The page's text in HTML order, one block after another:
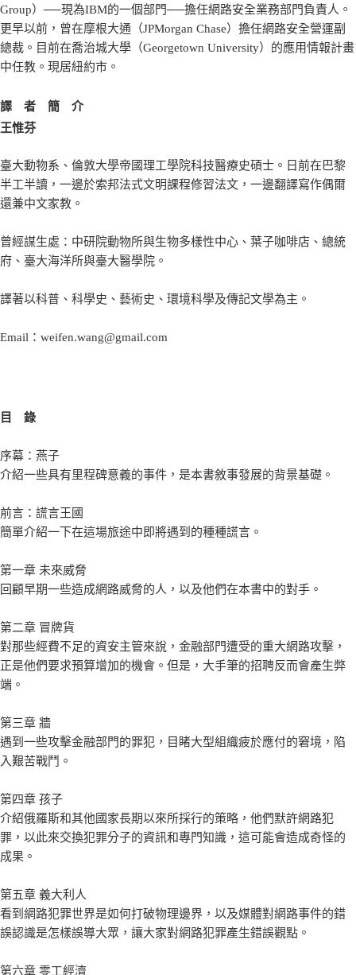
Group）──現為IBM的一個部門──擔任網路安全業務部門負責人。
更早以前，曾在摩根大通（JPMorgan Chase）擔任網路安全營運副
總裁。目前在喬治城大學（Georgetown University）的應用情報計畫
中任教。現居紐約市。
譯 者 簡 介
王惟芬
臺大動物系、倫敦大學帝國理工學院科技醫療史碩士。日前在巴黎
半工半讀，一邊於索邦法式文明課程修習法文，一邊翻譯寫作偶爾
還兼中文家教。
曾經謀生處：中研院動物所與生物多樣性中心、葉子咖啡店、總統
府、臺大海洋所與臺大醫學院。
譯著以科普、科學史、藝術史、環境科學及傳記文學為主。
Email：weifen.wang@gmail.com
目 錄
序幕：燕子
介紹一些具有里程碑意義的事件，是本書敘事發展的背景基礎。
前言：謊言王國
簡單介紹一下在這場旅途中即將遇到的種種謊言。
第一章 未來威脅
回顧早期一些造成網路威脅的人，以及他們在本書中的對手。
第二章 冒牌貨
對那些經費不足的資安主管來說，金融部門遭受的重大網路攻擊，
正是他們要求預算增加的機會。但是，大手筆的招聘反而會產生弊
端。
第三章 牆
遇到一些攻擊金融部門的罪犯，目睹大型組織疲於應付的窘境，陷
入艱苦戰鬥。
第四章 孩子
介紹俄羅斯和其他國家長期以來所採行的策略，他們默許網路犯
罪，以此來交換犯罪分子的資訊和專門知識，這可能會造成奇怪的
成果。
第五章 義大利人
看到網路犯罪世界是如何打破物理邊界，以及媒體對網路事件的錯
誤認識是怎樣誤導大眾，讓大家對網路犯罪產生錯誤觀點。
第六章 零工經濟